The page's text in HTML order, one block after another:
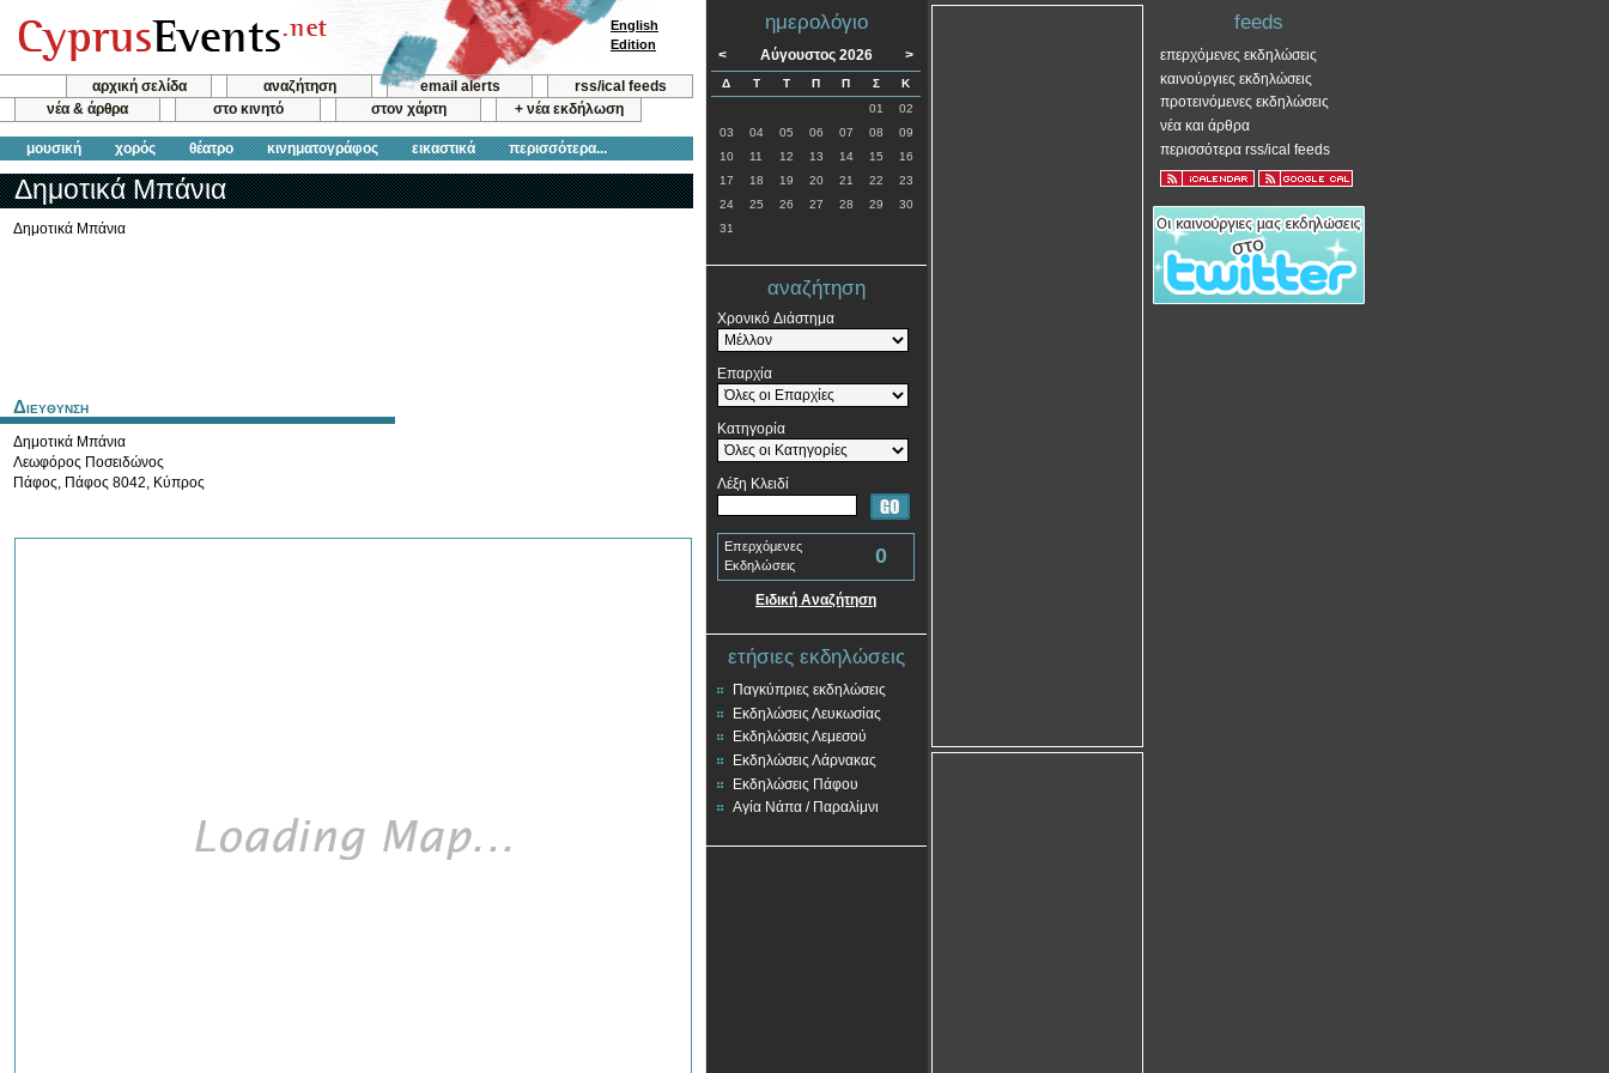
αρχική σελίδα αναζήτηση email alerts
rss/ical feeds
νέα & άρθρα
στο κινητό στον χάρτη + νέα εκδήλωση
μουσική χορός θέατρο κινηματογράφος εικαστικά περισσότερα...
English
Edition
Δημοτικά Μπάνια
Δημοτικά Μπάνια
Διευθυνση
Δημοτικά Μπάνια
Λεωφόρος Ποσειδώνος
Πάφος, Πάφος 8042, Κύπρος
ημερολόγιο
< Αύγουστος 2026 >
Δ Τ Τ Π Π Σ
Κ
01
02
03
04 05 06 07 08
09
10
11 12 13 14 15
16
17
18 19 20 21 22
23
24
25 26 27 28 29
30
31
αναζήτηση
Χρονικό Διάστημα
Επαρχία
Κατηγορία
Λέξη Κλειδί
Επερχόμενες
Εκδηλώσεις
0
Ειδική Αναζήτηση
ετήσιες εκδηλώσεις
Παγκύπριες εκδηλώσεις
Εκδηλώσεις Λευκωσίας
Εκδηλώσεις Λεμεσού
Εκδηλώσεις Λάρνακας
Εκδηλώσεις Πάφου
Αγία Νάπα / Παραλίμνι
feeds
επερχόμενες εκδηλώσεις
καινούργιες εκδηλώσεις
προτεινόμενες εκδηλώσεις
νέα και άρθρα
περισσότερα rss/ical feeds